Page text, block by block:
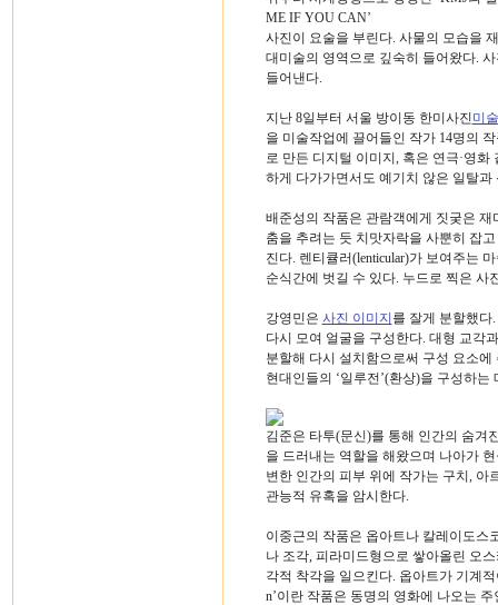
ME IF YOU CAN’
사진이 요술을 부린다. 사물의 모습을
대미술의 영역으로 깊숙히 들어왔다.
들어낸다.
지난 8일부터 서울 방이동 한미사진미
을 미술작업에 끌어들인 작가 14명의
로 만든 디지털 이미지, 혹은 연극·영
하게 다가가면서도 예기치 않은 일탈과
배준성의 작품은 관람객에게 짓궂은
춤을 추려는 듯 치맛자락을 사뿐히 잡
진다. 렌티큘러(lenticular)가 보여주는
순식간에 벗길 수 있다. 누드로 찍은 사
강영민은 사진 이미지 를 잘게 분할했다
다시 모여 얼굴을 구성한다. 대형 교각
분할해 다시 설치함으로써 구성 요소
현대인들의 ‘일루전’(환상)을 구성하
김준은 타투(문신)를 통해 인간의 숨겨
을 드러내는 역할을 해왔으며 나아가
변한 인간의 피부 위에 작가는 구치, 아
관능적 유혹을 암시한다.
이중근의 작품은 옵아트나 칼레이도스
나 조각, 피라미드형으로 쌓아올린 오
각적 착각을 일으킨다. 옵아트가 기계
n’이란 작품은 동명의 영화에 나오는